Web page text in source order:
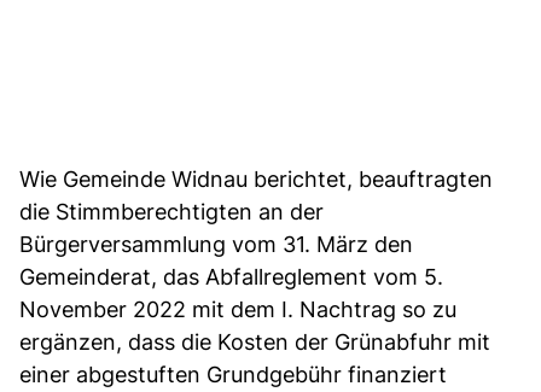
Wie Gemeinde Widnau berichtet, beauftragten
die Stimmberechtigten an der
Bürgerversammlung vom 31. März den
Gemeinderat, das Abfallreglement vom 5.
November 2022 mit dem I. Nachtrag so zu
ergänzen, dass die Kosten der Grünabfuhr mit
einer abgestuften Grundgebühr finanziert